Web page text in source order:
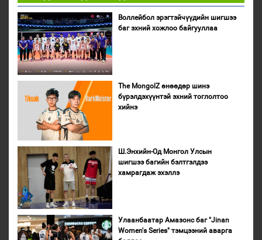
Воллейбол эрэгтэйчүүдийн шигшээ
баг эхний хожлоо байгууллаа
The MongolZ өнөөдөр шинэ
бүрэлдэхүүнтэй эхний тоглолтоо
хийнэ
Ш.Энхийн-Од Монгол Улсын
шигшээ багийн бэлтгэлдээ
хамрагдаж эхэллэ
Улаанбаатар Амазонс баг "Jinan
Women's Series" тэмцээний аварга